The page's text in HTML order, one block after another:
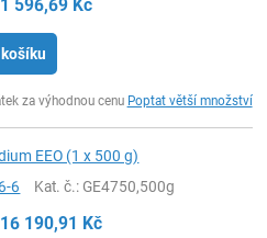
1 596,69 Kč
za výhodnou cenu Poptat větší množství
EEO (1 x 500 g)
6 Kat. č.: GE4750,500g
16 190,91 Kč